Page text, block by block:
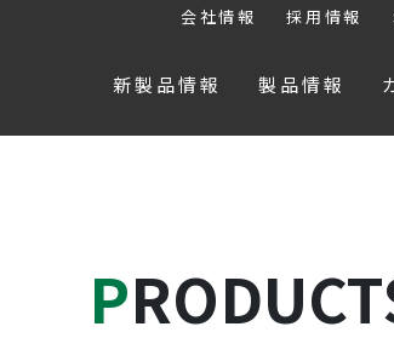
会社情報 採用情報
新製品情報 製品情報